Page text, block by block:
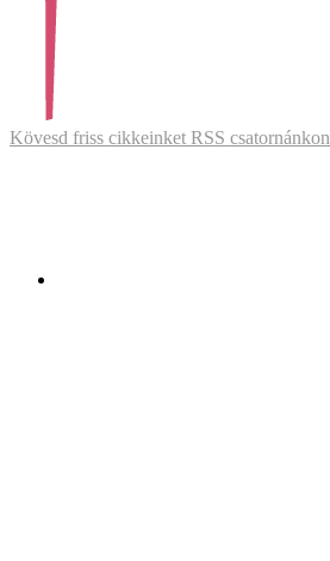
Kövesd friss cikkeinket RSS csatornánkon